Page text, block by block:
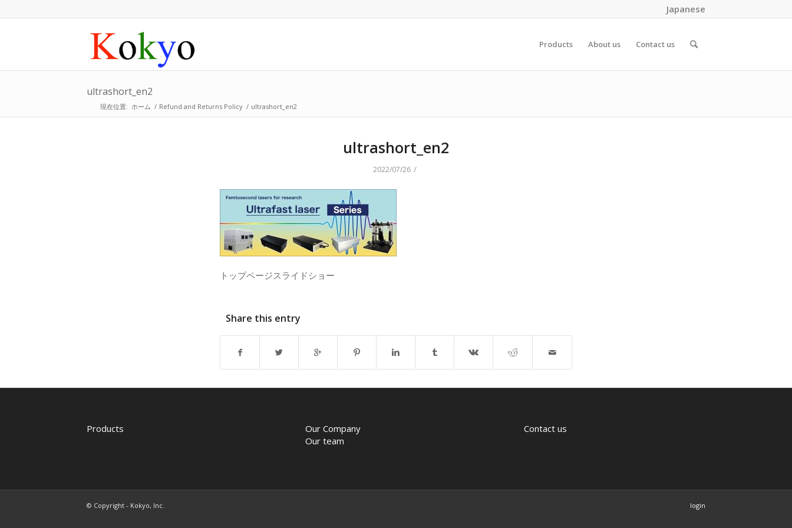
Japanese
Products About us Contact us
ultrashort_en2
現在位置: ホーム / Refund and Returns Policy / ultrashort_en2
ultrashort_en2
2022/07/26 /
トップページスライドショー
Share this entry
Products
Our Company
Our team
Contact us
© Copyright - Kokyo, Inc. login